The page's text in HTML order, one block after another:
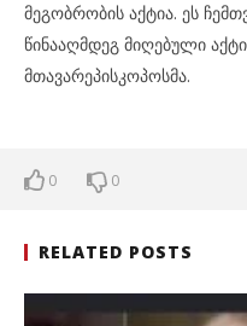
მეგობრობის აქტია. ეს
წინააღმდეგ მიღებული
მთავარეპისკოპოსმა.
0 0
RELATED POSTS